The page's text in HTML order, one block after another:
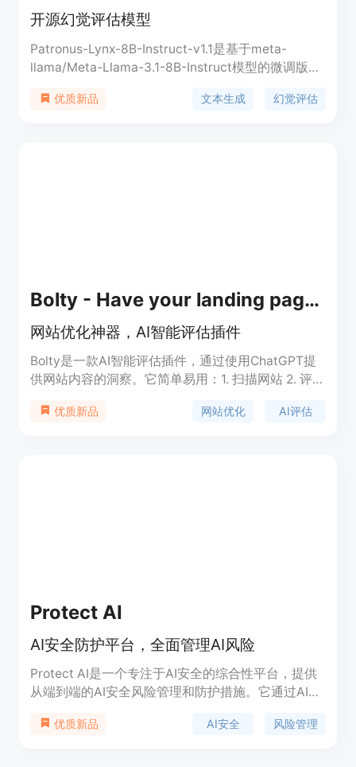
开源幻觉评估模型
Patronus-Lynx-8B-Instruct-v1.1是基于meta-
llama/Meta-Llama-3.1-8B-Instruct模型的微调版
CovidQA、PubmedQA、DROP、RAGTruth等多个
优质新品 文本生成 幻觉评估
Bolty - Have your landing page ROASTED by AI
网站优化神器，AI智能评估插件
Bolty是一款AI智能评估插件，通过使用ChatGPT提
供网站内容的洞察。它简单易用：1. 扫描网站 2. 评估
优质新品 网站优化 AI评估
Protect AI
AI安全防护平台，全面管理AI风险
Protect AI是一个专注于AI安全的综合性平台，提供
从端到端的AI安全风险管理和防护措施。它通过AI安
全性，同时保障数据安全和抵御AI特有的安全威胁。
优质新品 AI安全 风险管理